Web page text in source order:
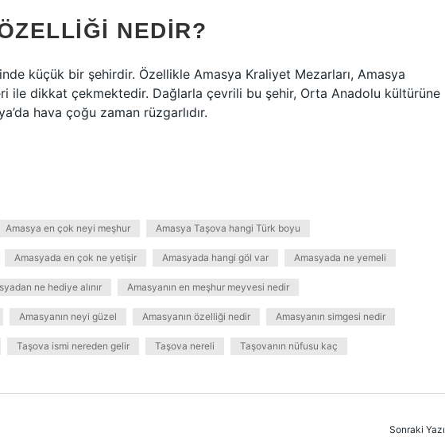
NEDIR?
küçük bir şehirdir. Özellikle Amasya Kraliyet Mezarları, Amasya
ile dikkat çekmektedir. Dağlarla çevrili bu şehir, Orta Anadolu kültürüne
hava çoğu zaman rüzgarlıdır.
Amasya en çok neyi meşhur Amasya Taşova hangi Türk boyu
Amasyada en çok ne yetişir Amasyada hangi göl var Amasyada ne yemeli
ne hediye alınır Amasyanın en meşhur meyvesi nedir
Amasyanın neyi güzel Amasyanın özelliği nedir Amasyanın simgesi nedir
Taşova ismi nereden gelir Taşova nereli Taşovanın nüfusu kaç
Sonraki Yazı